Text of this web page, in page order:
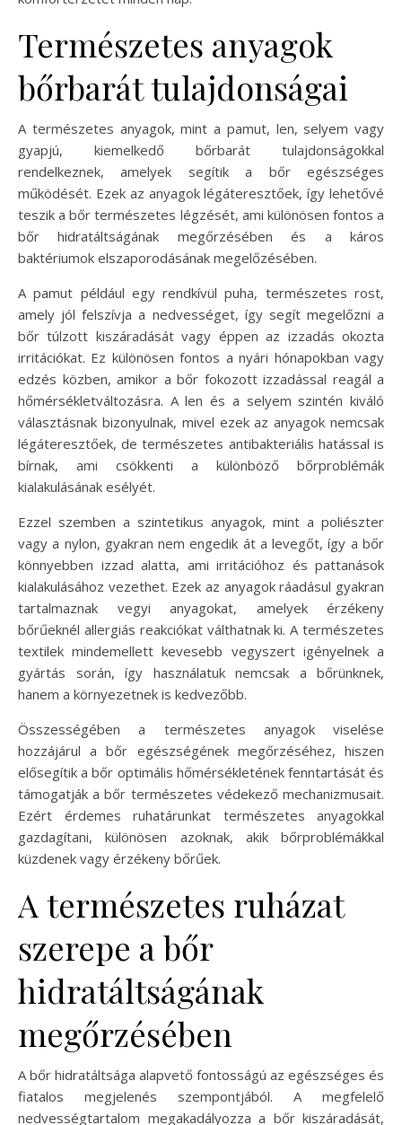
Természetes anyagok
bőrbarát tulajdonságai
A természetes anyagok, mint a pamut, len, selyem vagy
gyapjú, kiemelkedő bőrbarát tulajdonságokkal
rendelkeznek, amelyek segítik a bőr egészséges
működését. Ezek az anyagok légáteresztőek, így lehetővé
teszik a bőr természetes légzését, ami különösen fontos a
bőr hidratáltságának megőrzésében és a káros
baktériumok elszaporodásának megelőzésében.
A pamut például egy rendkívül puha, természetes rost,
amely jól felszívja a nedvességet, így segít megelőzni a
bőr túlzott kiszáradását vagy éppen az izzadás okozta
irritációkat. Ez különösen fontos a nyári hónapokban vagy
edzés közben, amikor a bőr fokozott izzadással reagál a
hőmérsékletváltozásra. A len és a selyem szintén kiváló
választásnak bizonyulnak, mivel ezek az anyagok nemcsak
légáteresztőek, de természetes antibakteriális hatással is
bírnak, ami csökkenti a különböző bőrproblémák
kialakulásának esélyét.
Ezzel szemben a szintetikus anyagok, mint a poliészter
vagy a nylon, gyakran nem engedik át a levegőt, így a bőr
könnyebben izzad alatta, ami irritációhoz és pattanások
kialakulásához vezethet. Ezek az anyagok ráadásul gyakran
tartalmaznak vegyi anyagokat, amelyek érzékeny
bőrűeknél allergiás reakciókat válthatnak ki. A természetes
textilek mindemellett kevesebb vegyszert igényelnek a
gyártás során, így használatuk nemcsak a bőrünknek,
hanem a környezetnek is kedvezőbb.
Összességében a természetes anyagok viselése
hozzájárul a bőr egészségének megőrzéséhez, hiszen
elősegítik a bőr optimális hőmérsékletének fenntartását és
támogatják a bőr természetes védekező mechanizmusait.
Ezért érdemes ruhatárunkat természetes anyagokkal
gazdagítani, különösen azoknak, akik bőrproblémákkal
küzdenek vagy érzékeny bőrűek.
A természetes ruházat
szerepe a bőr
hidratáltságának
megőrzésében
A bőr hidratáltsága alapvető fontosságú az egészséges és
fiatalos megjelenés szempontjából. A megfelelő
nedvességtartalom megakadályozza a bőr kiszáradását,